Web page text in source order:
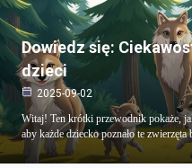
Dowiedz się:
dzieci
2025-09-02
Witaj! Ten krótki przewodnik pokaże,
aby każde dziecko poznało te